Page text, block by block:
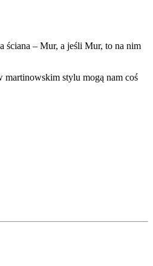
ściana – Mur, a jeśli Mur, to na nim
martinowskim stylu mogą nam coś